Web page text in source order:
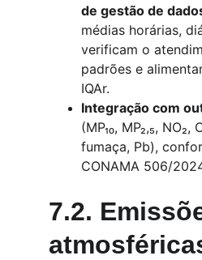
de gestão de
médias horárias,
verificam o
padrões e
IQAr.
Integração com
(MP₁₀, MP₂,₅, NO₂,
fumaça, Pb),
CONAMA 506/
7.2.